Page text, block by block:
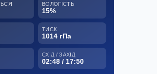
ВОЛОГІСТЬ
15%
ТИСК
1014 гПа
СХІД / ЗАХІД
02:48 / 17:50